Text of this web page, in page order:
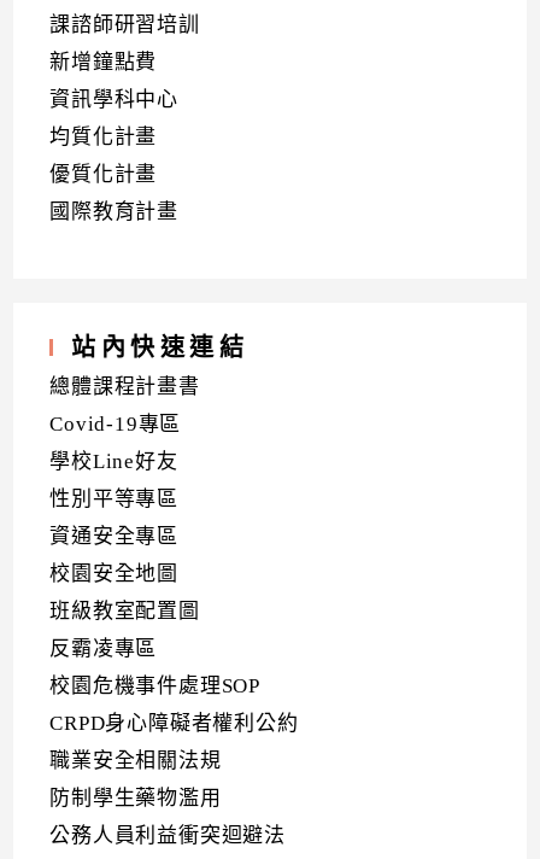
課諮師研習培訓
新增鐘點費
資訊學科中心
均質化計畫
優質化計畫
國際教育計畫
站內快速連結
總體課程計畫書
Covid-19專區
學校Line好友
性別平等專區
資通安全專區
校園安全地圖
班級教室配置圖
反霸凌專區
校園危機事件處理SOP
CRPD身心障礙者權利公約
職業安全相關法規
防制學生藥物濫用
公務人員利益衝突迴避法